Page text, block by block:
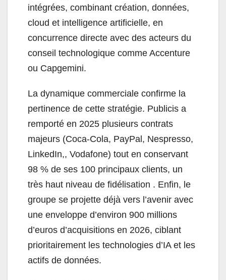
intégrées, combinant création, données,
cloud et intelligence artificielle, en
concurrence directe avec des acteurs du
conseil technologique comme Accenture
ou Capgemini.
La dynamique commerciale confirme la
pertinence de cette stratégie. Publicis a
remporté en 2025 plusieurs contrats
majeurs (Coca-Cola, PayPal, Nespresso,
LinkedIn,, Vodafone) tout en conservant
98 % de ses 100 principaux clients, un
très haut niveau de fidélisation . Enfin, le
groupe se projette déjà vers l’avenir avec
une enveloppe d’environ 900 millions
d’euros d’acquisitions en 2026, ciblant
prioritairement les technologies d’IA et les
actifs de données.